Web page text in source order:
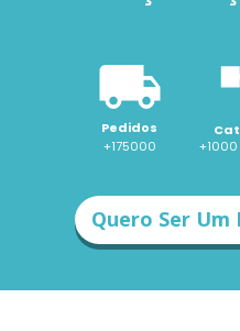
Pedidos
+175000
+1000
Quero Ser Um